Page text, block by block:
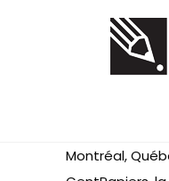
Montréal,